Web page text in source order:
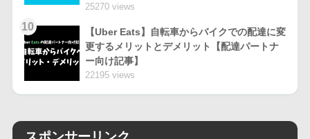
25270 views
10
【Uber Eats】自転車からバイクでの配達に変
更するメリットとデメリット【配達パートナ
ー向け記事】
22195 views